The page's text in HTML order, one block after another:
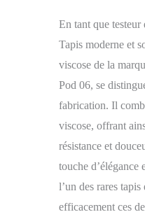
En tant que
Tapis moderne et
viscose de la
Pod 06, se
fabrication. Il
viscose, offrant
résistance et
touche d’élégance
l’un des rares
efficacement ces